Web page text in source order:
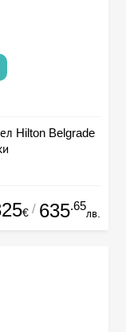
Hilton Belgrade
€ / 635.65
лв.